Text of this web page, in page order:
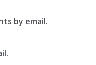
by email.